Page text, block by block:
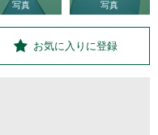
写真 写真
お気に入りに登録